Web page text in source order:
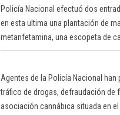
Policía Nacional efectuó dos
en esta ultima una plantación de
metanfetamina, una escopeta de
Agentes de la Policía Nacional
tráfico de drogas, defraudación de
asociación cannábica situada en